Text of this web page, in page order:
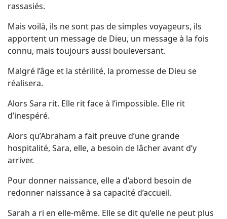
rassasiés.
Mais voilà, ils ne sont pas de simples voyageurs, ils
apportent un message de Dieu, un message à la fois
connu, mais toujours aussi bouleversant.
Malgré l’âge et la stérilité, la promesse de Dieu se
réalisera.
Alors Sara rit. Elle rit face à l’impossible. Elle rit
d’inespéré.
Alors qu’Abraham a fait preuve d’une grande
hospitalité, Sara, elle, a besoin de lâcher avant d’y
arriver.
Pour donner naissance, elle a d’abord besoin de
redonner naissance à sa capacité d’accueil.
Sarah a ri en elle-même. Elle se dit qu’elle ne peut plus